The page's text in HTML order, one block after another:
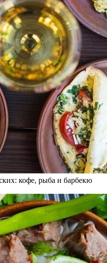
кофе, рыба и барбекю